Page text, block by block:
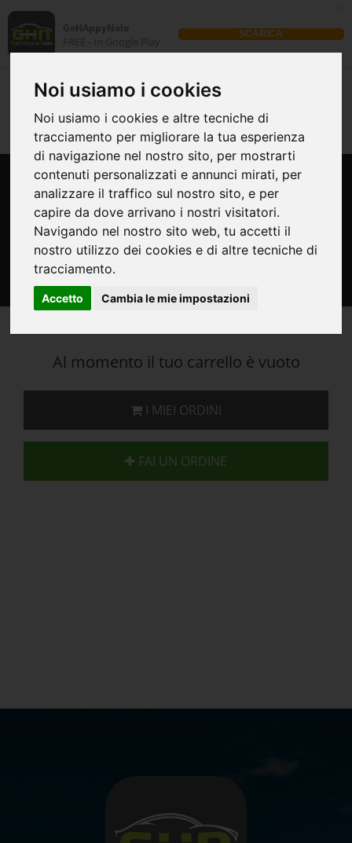
Noi usiamo i cookies
Noi usiamo i cookies e altre tecniche di
tracciamento per migliorare la tua esperienza
di navigazione nel nostro sito, per mostrarti
contenuti personalizzati e annunci mirati, per
analizzare il traffico sul nostro sito, e per
capire da dove arrivano i nostri visitatori.
Navigando nel nostro sito web, tu accetti il
nostro utilizzo dei cookies e di altre tecniche di
tracciamento.
Accetto Cambia le mie impostazioni
SCARICA
Carrello
Al momento il tuo carrello è vuoto
I MIEI ORDINI
FAI UN ORDINE